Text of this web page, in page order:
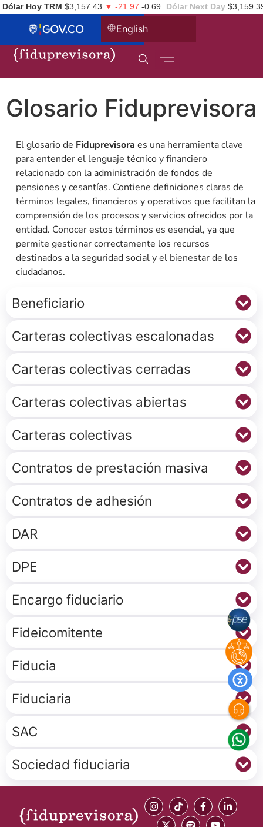
Dólar Hoy TRM $3,157.43 ▼ -21.97 -0.69 Dólar Next Day
English
Glosario Fiduprevisora
El glosario de Fiduprevisora es una herramienta clave
para entender el lenguaje técnico y financiero
relacionado con la administración de fondos de
pensiones y cesantías. Contiene definiciones claras de
términos legales, financieros y operativos que facilitan la
comprensión de los procesos y servicios ofrecidos por la
entidad. Conocer estos términos es esencial, ya que
permite gestionar correctamente los recursos
destinados a la seguridad social y el bienestar de los
ciudadanos.
Beneficiario
Carteras colectivas escalonadas
Carteras colectivas cerradas
Carteras colectivas abiertas
Carteras colectivas
Contratos de prestación masiva
Contratos de adhesión
DAR
DPE
Encargo fiduciario
Fideicomitente
Fiducia
Fiduciaria
SAC
Sociedad fiduciaria